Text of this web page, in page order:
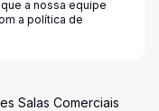
a nossa equipe
a política de
Salas Comerciais